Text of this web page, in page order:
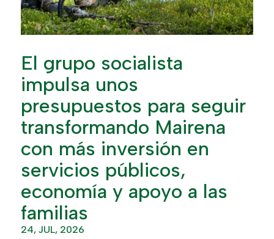
El grupo socialista
impulsa unos
presupuestos para seguir
transformando Mairena
con más inversión en
servicios públicos,
economía y apoyo a las
familias
24, JUL, 2026